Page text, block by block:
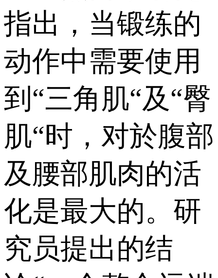
指出，当锻练的
动作中需要使用
到“三角肌“及“臀
肌“时，对於腹部
及腰部肌肉的活
化是最大的。研
究员提出的结